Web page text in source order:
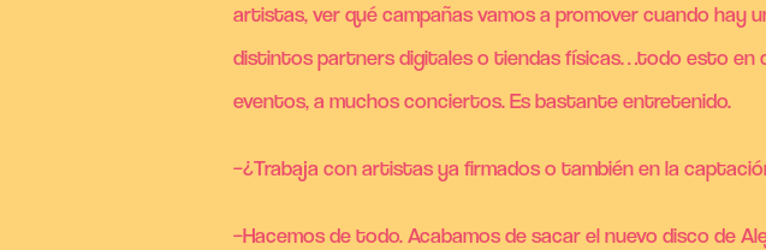
artistas, ver qué campañas vamos a promover cuando hay
distintos partners digitales o tiendas físicas…todo esto en
eventos, a muchos conciertos. Es bastante entretenido.
–¿Trabaja con artistas ya firmados o también en la
–Hacemos de todo. Acabamos de sacar el nuevo disco de